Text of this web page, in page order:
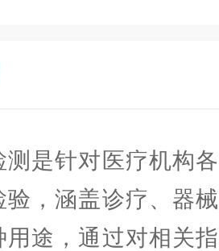
测是针对医疗机构
验，涵盖诊疗、器
用途，通过对相关